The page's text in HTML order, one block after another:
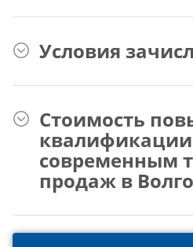
Условия
Стоимость
современным
продаж в